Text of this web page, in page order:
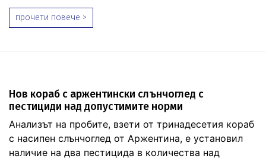
прочети повече >
Нов кораб с аржентински слънчоглед с
пестициди над допустимите норми
Анализът на пробите, взети от тринадесетия кораб
с насипен слънчоглед от Аржентина, е установил
наличие на два пестицида в количества над